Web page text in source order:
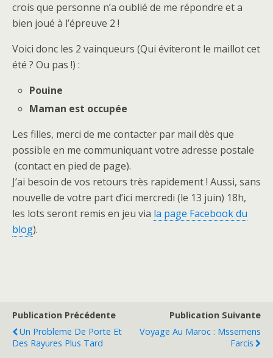
crois que personne n’a oublié de me répondre et a
bien joué à l’épreuve 2 !
Voici donc les 2 vainqueurs (Qui éviteront le maillot cet
été ? Ou pas !) :
Pouine
Maman est occupée
Les filles, merci de me contacter par mail dès que
possible en me communiquant votre adresse postale
(contact en pied de page).
J’ai besoin de vos retours très rapidement ! Aussi, sans
nouvelle de votre part d’ici mercredi (le 13 juin) 18h,
les lots seront remis en jeu via la page Facebook du
blog).
Publication Précédente
Un Probleme De Porte Et
Des Rayures Plus Tard
Publication Suivante
Voyage Au Maroc : Mssemens
Farcis